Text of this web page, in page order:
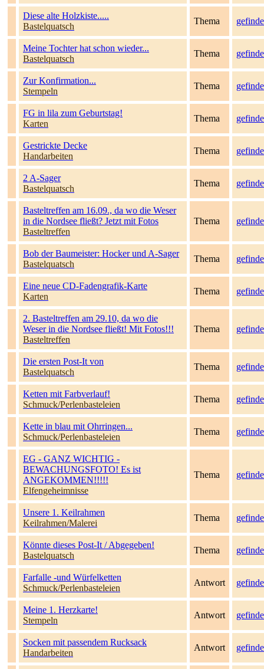
Diese alte Holzkiste.....
Bastelquatsch
Thema
Meine Tochter hat schon wieder...
Bastelquatsch
Thema
Zur Konfirmation...
Stempeln
Thema
FG in lila zum Geburtstag!
Karten
Thema
Gestrickte Decke
Handarbeiten
Thema
2 A-Sager
Bastelquatsch
Thema
Basteltreffen am 16.09., da wo die Weser
in die Nordsee fließt? Jetzt mit Fotos
Basteltreffen
Thema
Bob der Baumeister: Hocker und A-Sager
Bastelquatsch
Thema
Eine neue CD-Fadengrafik-Karte
Karten
Thema
2. Basteltreffen am 29.10, da wo die
Weser in die Nordsee fließt! Mit Fotos!!!
Basteltreffen
Thema
Die ersten Post-It von
Bastelquatsch
Thema
Ketten mit Farbverlauf!
Schmuck/Perlenbasteleien
Thema
Kette in blau mit Ohrringen...
Schmuck/Perlenbasteleien
Thema
EG - GANZ WICHTIG -
BEWACHUNGSFOTO! Es ist
ANGEKOMMEN!!!!!
Elfengeheimnisse
Thema
Unsere 1. Keilrahmen
Keilrahmen/Malerei
Thema
Könnte dieses Post-It / Abgegeben!
Bastelquatsch
Thema
Farfalle -und Würfelketten
Schmuck/Perlenbasteleien
Antwort
Meine 1. Herzkarte!
Stempeln
Antwort
Socken mit passendem Rucksack
Handarbeiten
Antwort